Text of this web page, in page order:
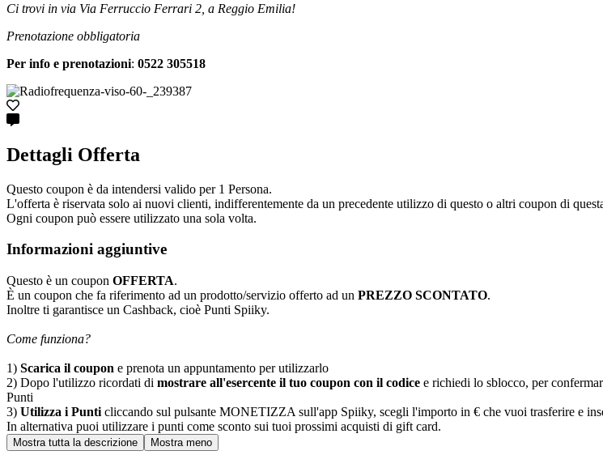
Ci trovi in via Via Ferruccio Ferrari 2, a Reggio Emilia!
Prenotazione obbligatoria
Per info e prenotazioni: 0522 305518
Dettagli Offerta
Questo coupon è da intendersi valido per 1 Persona.
L'offerta è riservata solo ai nuovi clienti, indifferentemente da un precedente utilizzo di questo o altri coupon di
Ogni coupon può essere utilizzato una sola volta.
Informazioni aggiuntive
Questo è un coupon OFFERTA.
È un coupon che fa riferimento ad un prodotto/servizio offerto ad un PREZZO SCONTATO.
Inoltre ti garantisce un Cashback, cioè Punti Spiiky.
Come funziona?
1) Scarica il coupon e prenota un appuntamento per utilizzarlo
2) Dopo l'utilizzo ricordati di mostrare all'esercente il tuo coupon con il codice e richiedi lo sblocco, per
Punti
3) Utilizza i Punti cliccando sul pulsante MONETIZZA sull'app Spiiky, scegli l'importo in € che vuoi trasferire e
In alternativa puoi utilizzare i punti come sconto sui tuoi prossimi acquisti di gift card.